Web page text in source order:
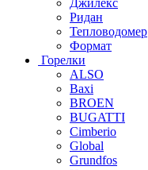
Ридан
Тепловодомер
Формат
Горелки
ALSO
Baxi
BROEN
BUGATTI
Cimberio
Global
Grundfos